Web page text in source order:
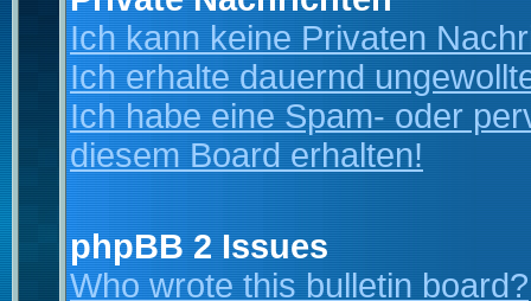
Ich kann keine Privaten
Ich erhalte dauernd
Ich habe eine Spam- oder
diesem Board erhalten!
phpBB 2 Issues
Who wrote this bulletin board?